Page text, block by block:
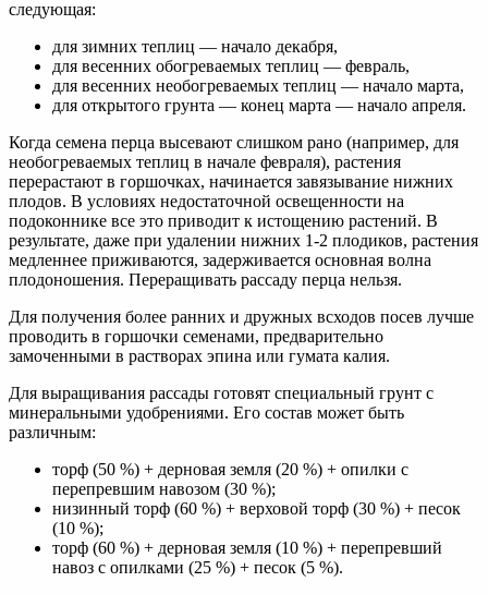
следующая:
для зимних теплиц — начало декабря,
для весенних обогреваемых теплиц — февраль,
для весенних необогреваемых теплиц — начало марта,
для открытого грунта — конец марта — начало апреля.
Когда семена перца высевают слишком рано (например, для
необогреваемых теплиц в начале февраля), растения
перерастают в горшочках, начинается завязывание нижних
плодов. В условиях недостаточной освещенности на
подоконнике все это приводит к истощению растений. В
результате, даже при удалении нижних 1-2 плодиков, растения
медленнее приживаются, задерживается основная волна
плодоношения. Переращивать рассаду перца нельзя.
Для получения более ранних и дружных всходов посев лучше
проводить в горшочки семенами, предварительно
замоченными в растворах эпина или гумата калия.
Для выращивания рассады готовят специальный грунт с
минеральными удобрениями. Его состав может быть
различным:
торф (50 %) + дерновая земля (20 %) + опилки с
перепревшим навозом (30 %);
низинный торф (60 %) + верховой торф (30 %) + песок
(10 %);
торф (60 %) + дерновая земля (10 %) + перепревший
навоз с опилками (25 %) + песок (5 %).